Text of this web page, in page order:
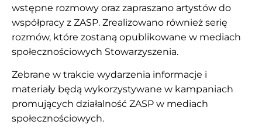
wstępne rozmowy oraz zapraszano artystów do
współpracy z ZASP. Zrealizowano również serię
rozmów, które zostaną opublikowane w mediach
społecznościowych Stowarzyszenia.
Zebrane w trakcie wydarzenia informacje i
materiały będą wykorzystywane w kampaniach
promujących działalność ZASP w mediach
społecznościowych.